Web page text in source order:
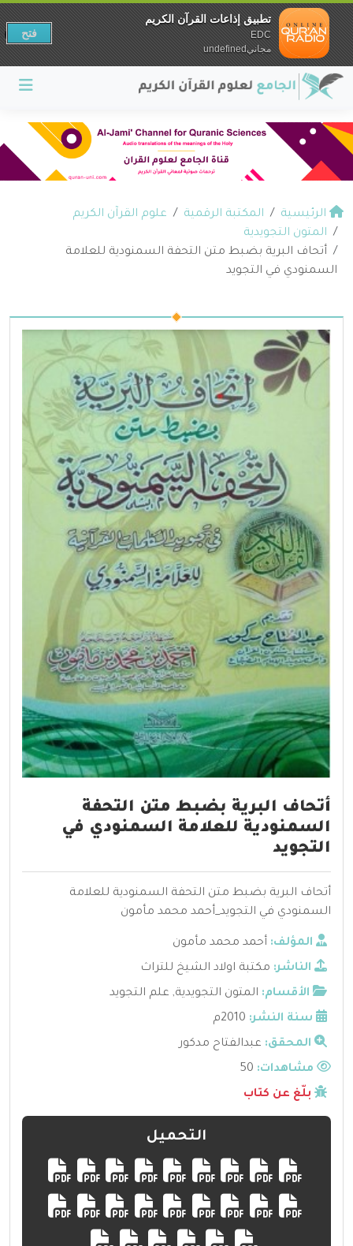
الرئيسية المكتبة الرقمية
علوم القرآن الكريم
المتون التجويدية
أتحاف البرية بضبط متن التحفة السمنودية للعلامة
السمنودي في التجويد
أتحاف البرية بضبط متن التحفة
السمنودية للعلامة السمنودي في
التجويد
أتحاف البرية بضبط متن التحفة السمنودية للعلامة
السمنودي في التجويد_أحمد محمد مأمون
المؤلف: أحمد محمد مأمون
الناشر: مكتبة اولاد الشيخ للتراث
الأقسام: المتون التجويدية, علم التجويد
سنة النشر: 2010م
المحقق: عبدالفتاح مدكور
مشاهدات:
بلّغ عن كتاب
التحميل
تطبيق إذاعات القرآن الكريم
EDC
مجانيundefined
فتح